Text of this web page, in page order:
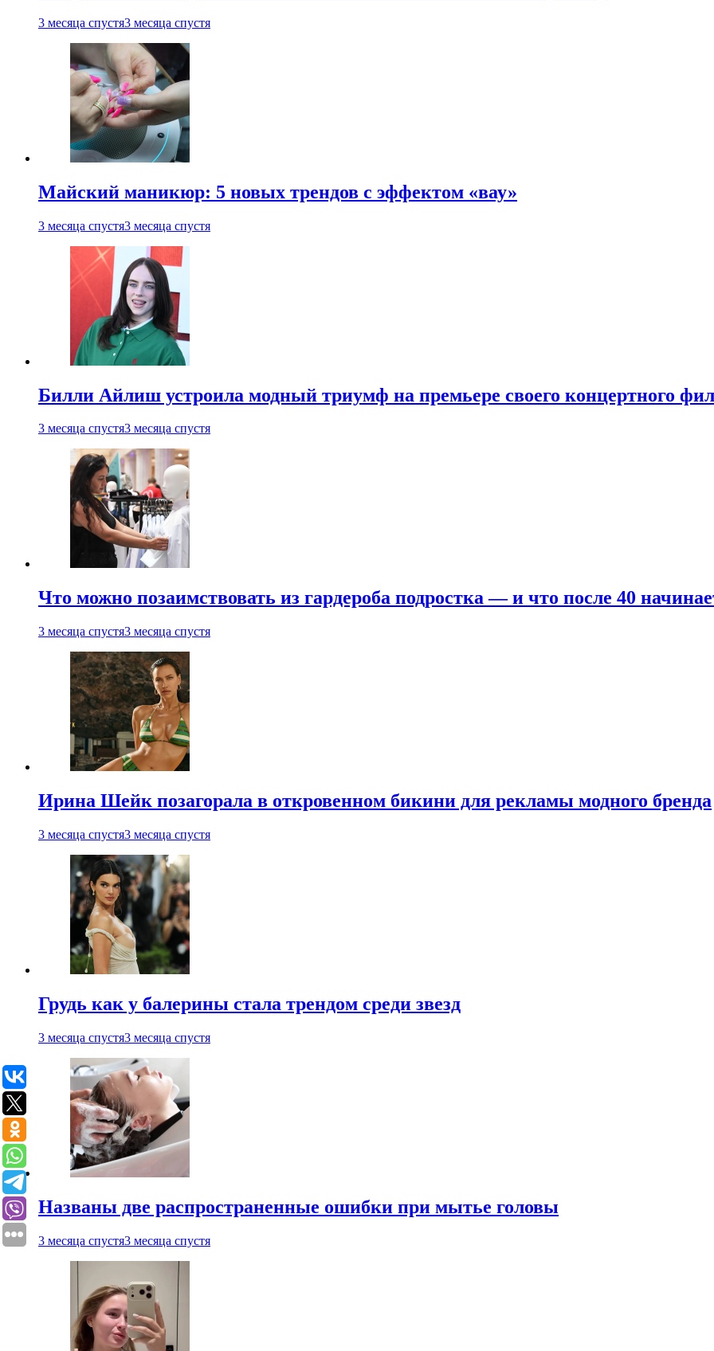
3 месяца спустя3 месяца спустя
Майский маникюр: 5 новых трендов с эффектом «вау»
3 месяца спустя3 месяца спустя
Билли Айлиш устроила модный триумф на премьере своего концертного
3 месяца спустя3 месяца спустя
Что можно позаимствовать из гардероба подростка — и что после 40
3 месяца спустя3 месяца спустя
Ирина Шейк позагорала в откровенном бикини для рекламы модного бренда
3 месяца спустя3 месяца спустя
Грудь как у балерины стала трендом среди звезд
3 месяца спустя3 месяца спустя
Названы две распространенные ошибки при мытье головы
3 месяца спустя3 месяца спустя